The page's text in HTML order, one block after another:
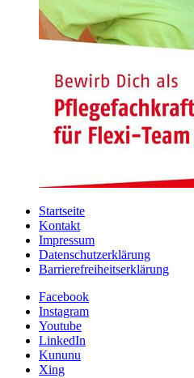
Startseite
Kontakt
Impressum
Datenschutzerklärung
Barrierefreiheitserklärung
Facebook
Instagram
Youtube
LinkedIn
Kununu
Xing